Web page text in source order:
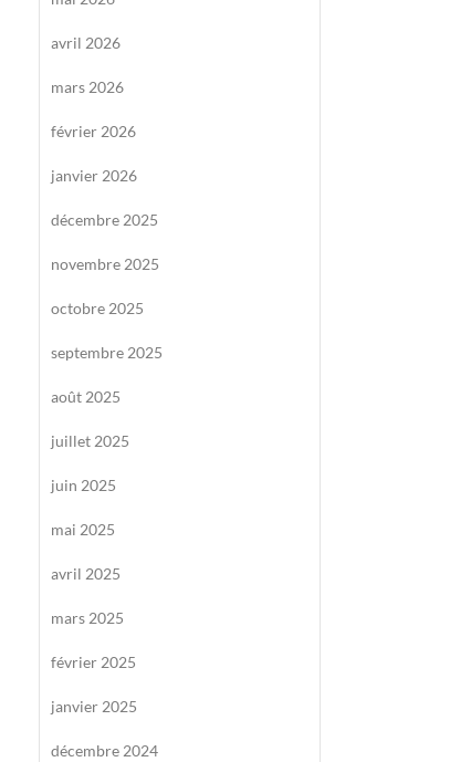
avril 2026
mars 2026
février 2026
janvier 2026
décembre 2025
novembre 2025
octobre 2025
septembre 2025
août 2025
juillet 2025
juin 2025
mai 2025
avril 2025
mars 2025
février 2025
janvier 2025
décembre 2024